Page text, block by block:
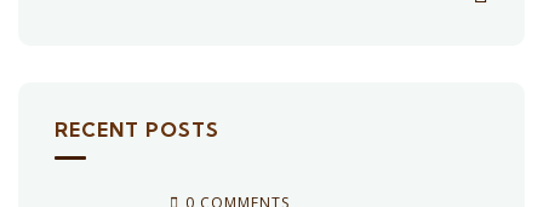
RECENT POSTS
0 COMMENTS